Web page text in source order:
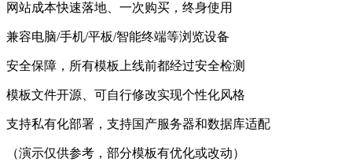
网站成本快速落地、一次购买，终身使用
兼容电脑/手机/平板/智能终端等浏览设备
安全保障，所有模板上线前都经过安全检测
模板文件开源、可自行修改实现个性化风格
支持私有化部署，支持国产服务器和数据库适配
（演示仅供参考，部分模板有优化或改动）